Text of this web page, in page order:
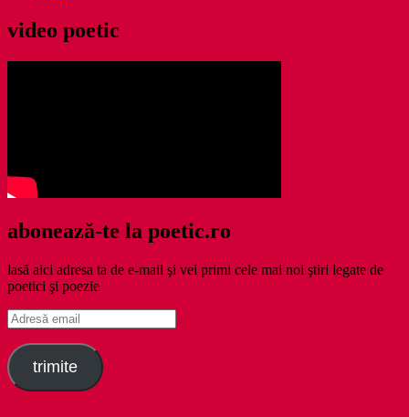
video poetic
abonează-te la poetic.ro
lasă aici adresa ta de e-mail şi vei primi cele mai noi ştiri legate de
poetici şi poezie
Adresă
email
trimite